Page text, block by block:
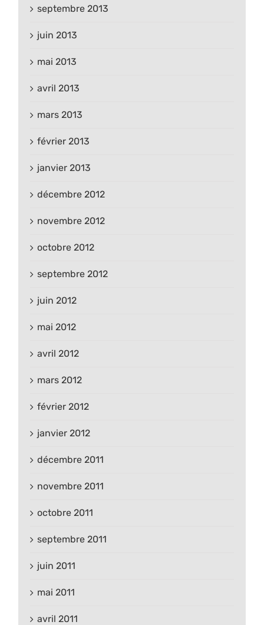
septembre 2013
juin 2013
mai 2013
avril 2013
mars 2013
février 2013
janvier 2013
décembre 2012
novembre 2012
octobre 2012
septembre 2012
juin 2012
mai 2012
avril 2012
mars 2012
février 2012
janvier 2012
décembre 2011
novembre 2011
octobre 2011
septembre 2011
juin 2011
mai 2011
avril 2011